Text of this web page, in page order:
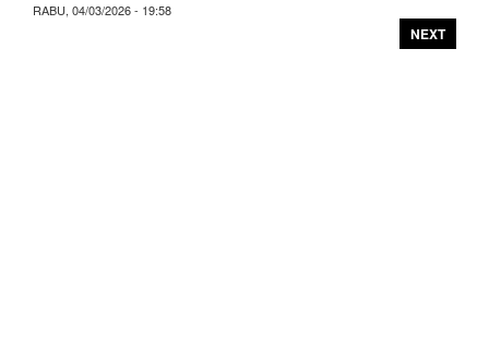
RABU, 04/03/2026 - 19:58
NEXT